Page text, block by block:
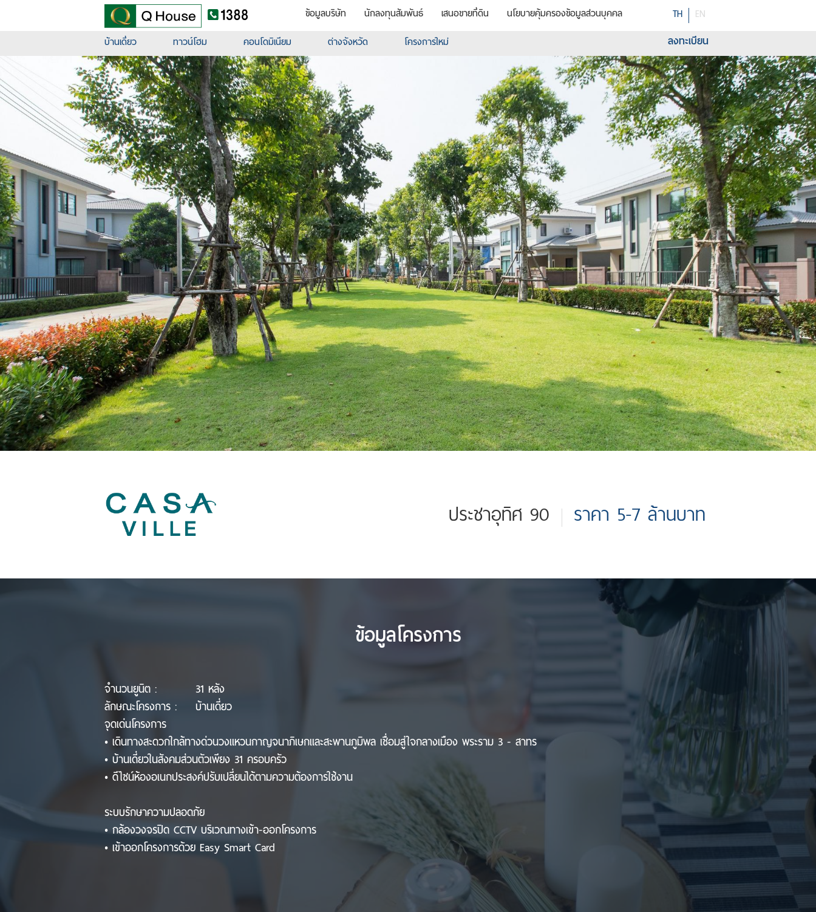
ข้อมูลบริษัท นักลงทุนสัมพันธ์ เสนอขายที่ดิน นโยบายคุ้มครองข้อมูลส่วนบุคคล TH
EN
บ้านเดี่ยว
ทาวน์โฮม คอนโดมิเนียม ต่างจังหวัด โครงการใหม่ ลงทะเบียน
ทาวน์โฮม
คอนโดมิเนียม
ต่างจังหวัด
โครงการใหม่
ข้อมูลบริษัท
นักลงทุนสัมพันธ์
เสนอขายที่ดิน
นโยบายคุ้มครองข้อมูลส่วนบุคคล
ประชาอุทิศ 90 ราคา 5-7 ล้านบาท
ข้อมูลโครงการ
จำนวนยูนิต :
31 หลัง
ลักษณะโครงการ :
บ้านเดี่ยว
จุดเด่นโครงการ
• เดินทางสะดวกใกล้ทางด่วนวงแหวนกาญจนาภิเษกและสะพานภูมิพล เชื่อมสู่ใจกลางเมือง พระราม 3 - สาทร
• บ้านเดี่ยวในสังคมส่วนตัวเพียง 31 ครอบครัว
• ดีไซน์ห้องอเนกประสงค์ปรับเปลี่ยนได้ตามความต้องการใช้งาน
ระบบรักษาความปลอดภัย
• กล้องวงจรปิด CCTV บริเวณทางเข้า-ออกโครงการ
• เข้าออกโครงการด้วย Easy Smart Card